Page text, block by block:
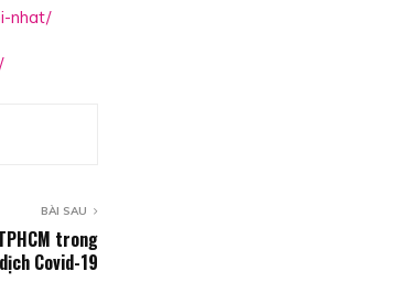
nhat/
BÀI SAU
trong
Covid-19